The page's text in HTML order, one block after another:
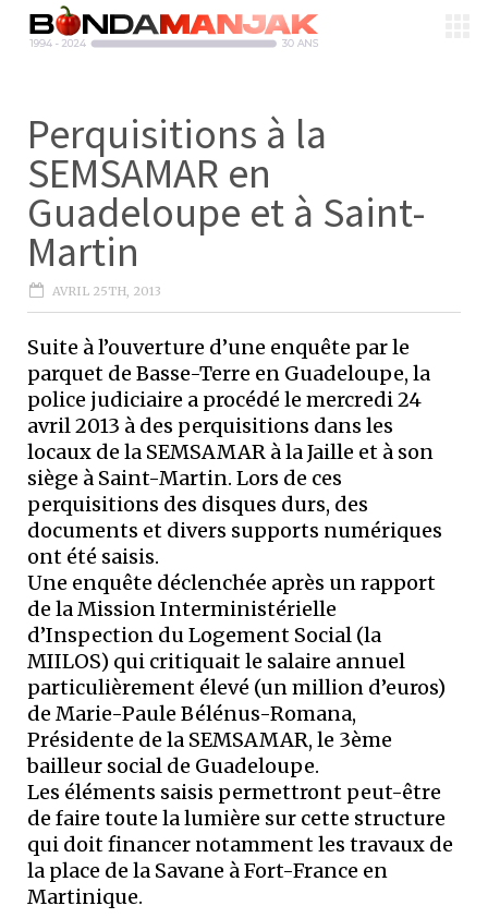
Perquisitions à la
SEMSAMAR en
Guadeloupe et à Saint-
Martin
AVRIL 25TH, 2013
Suite à l’ouverture d’une enquête par le
parquet de Basse-Terre en Guadeloupe, la
police judiciaire a procédé le mercredi 24
avril 2013 à des perquisitions dans les
locaux de la SEMSAMAR à la Jaille et à son
siège à Saint-Martin. Lors de ces
perquisitions des disques durs, des
documents et divers supports numériques
ont été saisis.
Une enquête déclenchée après un rapport
de la Mission Interministérielle
d’Inspection du Logement Social (la
MIILOS) qui critiquait le salaire annuel
particulièrement élevé (un million d’euros)
de Marie-Paule Bélénus-Romana,
Présidente de la SEMSAMAR, le 3ème
bailleur social de Guadeloupe.
Les éléments saisis permettront peut-être
de faire toute la lumière sur cette structure
qui doit financer notamment les travaux de
la place de la Savane à Fort-France en
Martinique.